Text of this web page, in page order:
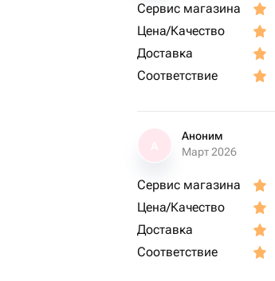
Сервис магазина
Цена/Качество
Доставка
Соответствие
Аноним
Март 2026
Сервис магазина
Цена/Качество
Доставка
Соответствие